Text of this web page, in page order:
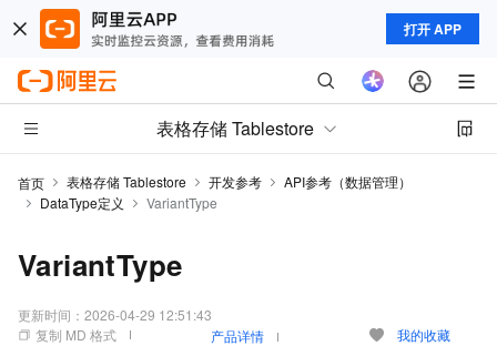
打开 APP
表格存储 Tablestore
首页 表格存储 Tablestore 开发参考
API参考（数据管理）
DataType定义
VariantType
VariantType
更新时间： 2026-04-29 12:51:43
复制 MD 格式
产品详情 我的收藏